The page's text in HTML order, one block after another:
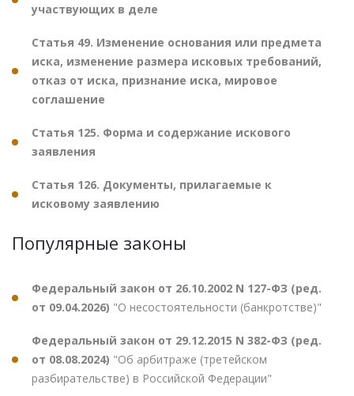
участвующих в деле
Статья 49. Изменение основания или предмета
иска, изменение размера исковых требований,
отказ от иска, признание иска, мировое
соглашение
Статья 125. Форма и содержание искового
заявления
Статья 126. Документы, прилагаемые к
исковому заявлению
Популярные законы
Федеральный закон от 26.10.2002 N 127-ФЗ (ред.
от 09.04.2026) "О несостоятельности (банкротстве)"
Федеральный закон от 29.12.2015 N 382-ФЗ (ред.
от 08.08.2024) "Об арбитраже (третейском
разбирательстве) в Российской Федерации"